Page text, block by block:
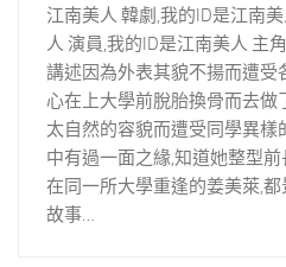
江南美人 韓劇,我的ID是江南
人 演員,我的ID是江南美人 主
講述因為外表其貌不揚而遭受
心在上大學前脫胎換骨而去做
太自然的容貌而遭受同學異樣
中有過一面之緣,知道她整型
在同一所大學重逢的姜美萊,
故事…